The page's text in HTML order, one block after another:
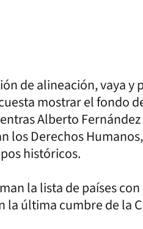
de alineación, vaya y
mostrar el fondo
Alberto
los Derechos
históricos.
la lista de países
última cumbre de la